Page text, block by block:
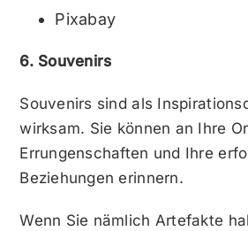
Pixabay
6. Souvenirs
Souvenirs sind als
wirksam. Sie können an Ihre
Errungenschaften und Ihre
Beziehungen erinnern.
Wenn Sie nämlich Artefakte